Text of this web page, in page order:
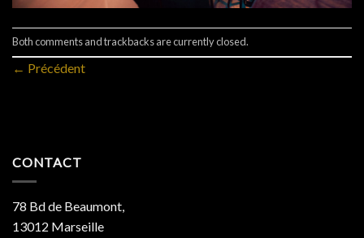
Both comments and trackbacks are currently closed.
← Précédent
CONTACT
78 Bd de Beaumont,
13012 Marseille